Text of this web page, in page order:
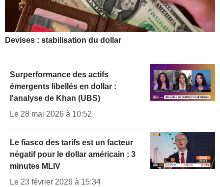
Devises : stabilisation du dollar
Surperformance des actifs
émergents libellés en dollar :
l'analyse de Khan (UBS)
Le 28 mai 2026 à 10:52
Le fiasco des tarifs est un facteur
négatif pour le dollar américain : 3
minutes MLIV
Le 23 février 2026 à 15:34